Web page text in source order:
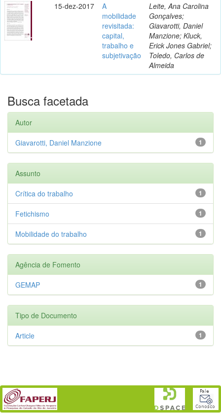
15-dez-2017
A
mobilidade
revisitada:
capital,
trabalho e
subjetivação
Leite, Ana Carolina
Gonçalves;
Giavarotti, Daniel
Manzione; Kluck,
Erick Jones Gabriel;
Toledo, Carlos de
Almeida
Busca facetada
Autor
1
Giavarotti, Daniel Manzione
Assunto
1
Crítica do trabalho
1
Fetichismo
1
Mobilidade do trabalho
Agência de Fomento
1
GEMAP
Tipo de Documento
1
Article